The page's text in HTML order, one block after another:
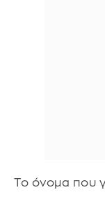
Το όνομα που